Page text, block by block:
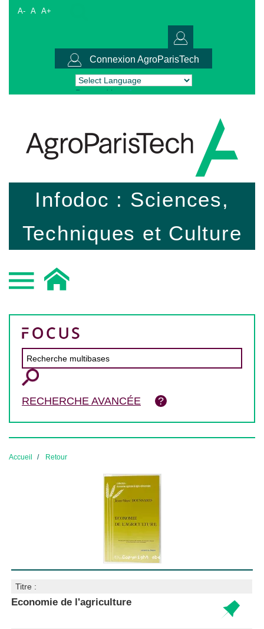
A- A A+
Connexion AgroParisTech
Powered by Translate
Infodoc : Sciences,
Techniques et Culture
RECHERCHE AVANCÉE
Accueil Retour
Titre :
Economie de l'agriculture